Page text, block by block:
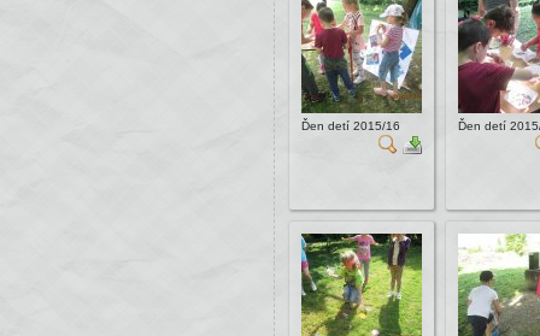
Ďen detí 2015/16 Ďen detí